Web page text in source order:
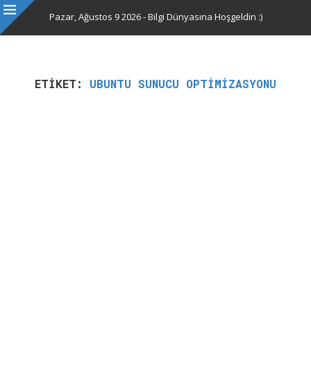
Pazar, Ağustos 9 2026 - Bilgi Dünyasına Hoşgeldin :)
ETIKET: UBUNTU SUNUCU OPTIMIZASYONU